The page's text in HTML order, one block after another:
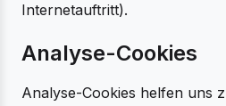
Internetauftritt).
Analyse-Cookies
Analyse-Cookies helfen uns